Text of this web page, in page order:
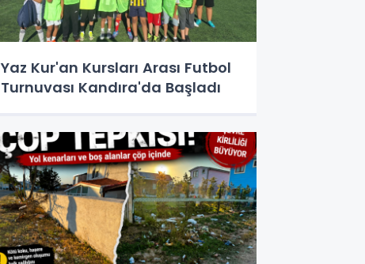
Yaz Kur'an Kursları Arası Futbol
Turnuvası Kandıra'da Başladı